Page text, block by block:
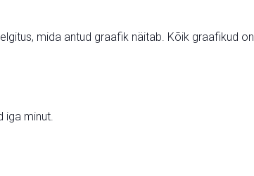
mida antud graafik näitab. Kõik graafikud on
iga minut.